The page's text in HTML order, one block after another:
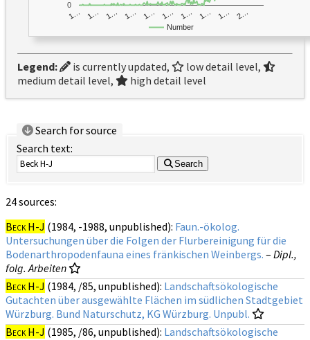
Number
1… 1… 1… 1… 1… 1… 1… 1… 1… 2…
0
Legend: is currently updated,
low detail level,
medium detail level,
high detail level
Search for source
Search text:
Search
24 sources:
Beck H-J (1984, -1988, unpublished): Faun.-ökolog.
Untersuchungen über die Folgen der Flurbereinigung für die
Bodenarthropodenfauna eines fränkischen Weinbergs. – Dipl.,
folg. Arbeiten
Beck H-J (1984, /85, unpublished): Landschaftsökologische
Gutachten über ausgewählte Flächen im südlichen Stadtgebiet
Würzburg. Bund Naturschutz, KG Würzburg. Unpubl.
Beck H-J (1985, /86, unpublished): Landschaftsökologische